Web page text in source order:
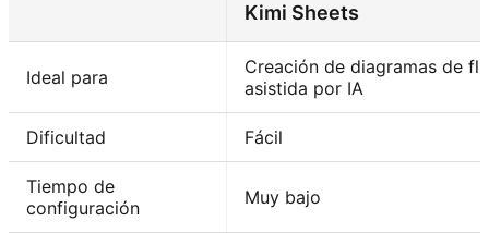
Kimi Sheets
Ideal para
Creación de diagramas de
asistida por IA
Dificultad Fácil
Tiempo de
configuración
Muy bajo